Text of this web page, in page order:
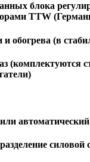
блока
TTW
обогрева (в
(комплектуются
автоматический
силовой